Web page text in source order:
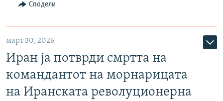
Сподели
март 30, 2026
Иран ја потврди смртта на
командантот на морнарицата
на Иранската револуционерна